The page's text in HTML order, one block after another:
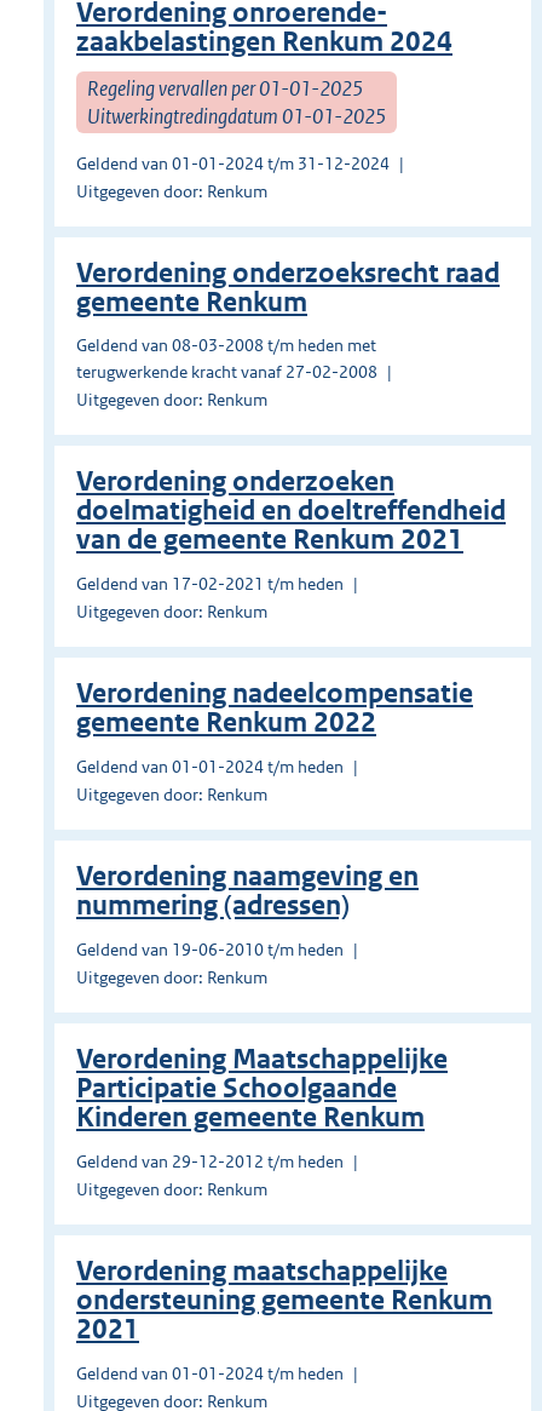
Verordening onroerende-
zaakbelastingen Renkum 2024
Regeling vervallen per 01-01-2025
Uitwerkingtredingdatum 01-01-2025
Geldend van 01-01-2024 t/m 31-12-2024
Uitgegeven door: Renkum
Verordening onderzoeksrecht raad
gemeente Renkum
Geldend van 08-03-2008 t/m heden met
terugwerkende kracht vanaf 27-02-2008
Uitgegeven door: Renkum
Verordening onderzoeken
doelmatigheid en doeltreffendheid
van de gemeente Renkum 2021
Geldend van 17-02-2021 t/m heden
Uitgegeven door: Renkum
Verordening nadeelcompensatie
gemeente Renkum 2022
Geldend van 01-01-2024 t/m heden
Uitgegeven door: Renkum
Verordening naamgeving en
nummering (adressen)
Geldend van 19-06-2010 t/m heden
Uitgegeven door: Renkum
Verordening Maatschappelijke
Participatie Schoolgaande
Kinderen gemeente Renkum
Geldend van 29-12-2012 t/m heden
Uitgegeven door: Renkum
Verordening maatschappelijke
ondersteuning gemeente Renkum
2021
Geldend van 01-01-2024 t/m heden
Uitgegeven door: Renkum